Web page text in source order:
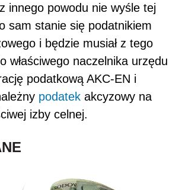
innego powodu nie wyśle tej
sam stanie się podatnikiem
i będzie musiał z tego
właściwego naczelnika urzędu
podatkową AKC-EN i
podatek akcyzowy na
izby celnej.